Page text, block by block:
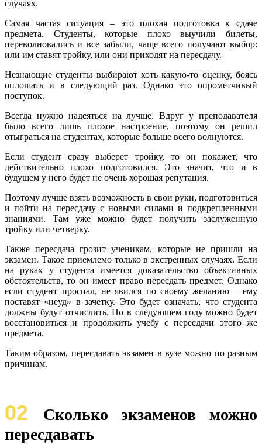
случаях.
Самая частая ситуация – это плохая подготовка к сдаче
предмета. Студенты, которые плохо выучили билеты,
переволновались и все забыли, чаще всего получают выбор:
или им ставят тройку, или они приходят на пересдачу.
Незнающие студенты выбирают хоть какую-то оценку, боясь
оплошать и в следующий раз. Однако это опрометчивый
поступок.
Всегда нужно надеяться на лучше. Вдруг у преподавателя
было всего лишь плохое настроение, поэтому он решил
отыграться на студентах, которые больше всего волнуются.
Если студент сразу выберет тройку, то он покажет, что
действительно плохо подготовился. Это значит, что и в
будущем у него будет не очень хорошая репутация.
Поэтому лучше взять возможность в свои руки, подготовиться
и пойти на пересдачу с новыми силами и подкрепленными
знаниями. Там уже можно будет получить заслуженную
тройку или четверку.
Также пересдача грозит ученикам, которые не пришли на
экзамен. Такое приемлемо только в экстренных случаях. Если
на руках у студента имеется доказательство объективных
обстоятельств, то он имеет право пересдать предмет. Однако
если студент проспал, не явился по своему желанию – ему
поставят «неуд» в зачетку. Это будет означать, что студента
должны будут отчислить. Но в следующем году можно будет
восстановиться и продолжить учебу с пересдачи этого же
предмета.
Таким образом, пересдавать экзамен в вузе можно по разным
причинам.
02
Сколько экзаменов можно
пересдавать